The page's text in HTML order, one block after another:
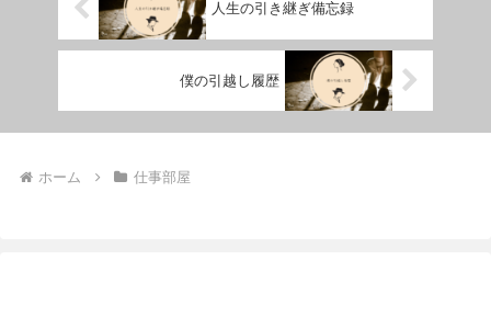
人生の引き継ぎ備忘録
僕の引越し履歴
ホーム 仕事部屋